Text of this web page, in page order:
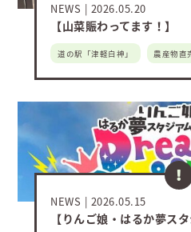
NEWS 2026.05.20
【山菜賑わってます！】
道の駅「津軽白神」 農産物直
NEWS 2026.05.15
【りんご娘・はるか夢ス